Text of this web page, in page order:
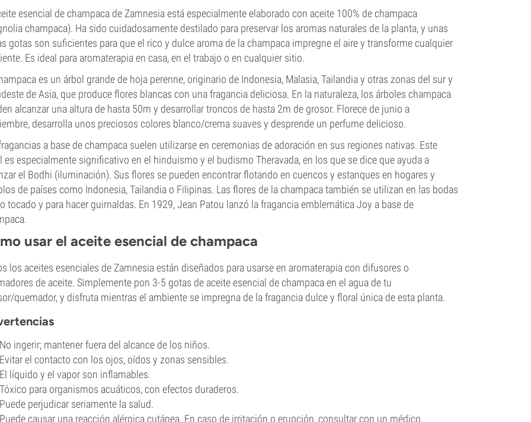
esencial de champaca de Zamnesia está especialmente elaborado con aceite 100% de champaca
champaca). Ha sido cuidadosamente destilado para preservar los aromas naturales de la planta, y unas
gotas son suficientes para que el rico y dulce aroma de la champaca impregne el aire y transforme cualquier
Es ideal para aromaterapia en casa, en el trabajo o en cualquier sitio.
es un árbol grande de hoja perenne, originario de Indonesia, Malasia, Tailandia y otras zonas del sur y
de Asia, que produce flores blancas con una fragancia deliciosa. En la naturaleza, los árboles champaca
alcanzar una altura de hasta 50m y desarrollar troncos de hasta 2m de grosor. Florece de junio a
desarrolla unos preciosos colores blanco/crema suaves y desprende un perfume delicioso.
a base de champaca suelen utilizarse en ceremonias de adoración en sus regiones nativas. Este
es especialmente significativo en el hinduismo y el budismo Theravada, en los que se dice que ayuda a
el Bodhi (iluminación). Sus flores se pueden encontrar flotando en cuencos y estanques en hogares y
de países como Indonesia, Tailandia o Filipinas. Las flores de la champaca también se utilizan en las bodas
tocado y para hacer guirnaldas. En 1929, Jean Patou lanzó la fragancia emblemática Joy a base de
usar el aceite esencial de champaca
los aceites esenciales de Zamnesia están diseñados para usarse en aromaterapia con difusores o
de aceite. Simplemente pon 3-5 gotas de aceite esencial de champaca en el agua de tu
quemador, y disfruta mientras el ambiente se impregna de la fragancia dulce y floral única de esta planta.
No ingerir; mantener fuera del alcance de los niños.
Evitar el contacto con los ojos, oídos y zonas sensibles.
El líquido y el vapor son inflamables.
Tóxico para organismos acuáticos, con efectos duraderos.
Puede perjudicar seriamente la salud.
Puede causar una reacción alérgica cutánea. En caso de irritación o erupción, consultar con un médico.